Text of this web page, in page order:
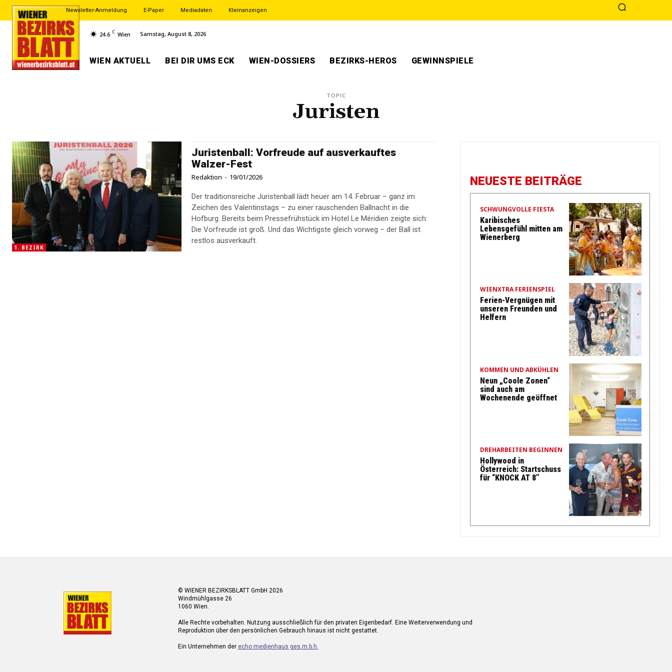
Newsletter-Anmeldung E-Paper Mediadaten Kleinanzeigen
24.6 C Wien Samstag, August 8, 2026
WIEN AKTUELL BEI DIR UMS ECK WIEN-DOSSIERS BEZIRKS-HEROS GEWINNSPIELE
TOPIC
Juristen
1. BEZIRK
Juristenball: Vorfreude auf ausverkauftes
Walzer-Fest
Redaktion - 19/01/2026
Der traditionsreiche Juristenball lädt heuer am 14. Februar – ganz im
Zeichen des Valentinstags – zu einer rauschenden Ballnacht in die
Hofburg. Bereits beim Pressefrühstück im Hotel Le Méridien zeigte sich:
Die Vorfreude ist groß. Und das Wichtigste gleich vorweg – der Ball ist
restlos ausverkauft.
NEUESTE BEITRÄGE
SCHWUNGVOLLE FIESTA
Karibisches
Lebensgefühl mitten am
Wienerberg
WIENXTRA FERIENSPIEL
Ferien-Vergnügen mit
unseren Freunden und
Helfern
KOMMEN UND ABKÜHLEN
Neun „Coole Zonen“
sind auch am
Wochenende geöffnet
DREHARBEITEN BEGINNEN
Hollywood in
Österreich: Startschuss
für “KNOCK AT 8”
© WIENER BEZIRKSBLATT GmbH 2026
Windmühlgasse 26
1060 Wien.
Alle Rechte vorbehalten. Nutzung ausschließlich für den privaten Eigenbedarf. Eine Weiterverwendung und
Reproduktion über den persönlichen Gebrauch hinaus ist nicht gestattet.
Ein Unternehmen der echo medienhaus ges.m.b.h.